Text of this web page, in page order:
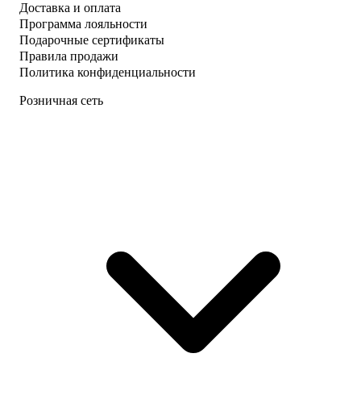
Доставка и оплата
Программа лояльности
Подарочные сертификаты
Правила продажи
Политика конфиденциальности
Розничная сеть